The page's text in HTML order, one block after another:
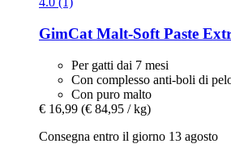
GimCat Malt-​Soft Paste
Per gatti dai 7 mesi
Con complesso anti-boli di
Con puro malto
€ 16,99 (€ 84,95 / kg)
Consegna entro il giorno 13 agosto